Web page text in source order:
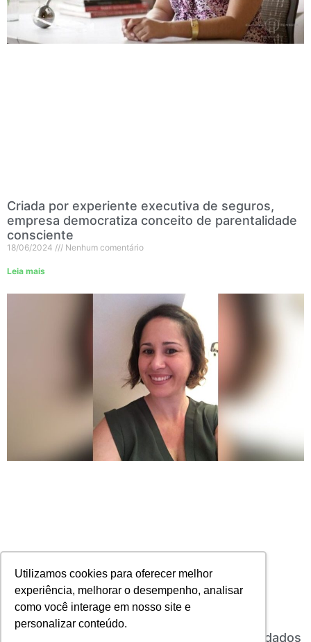
Utilizamos cookies para oferecer melhor
experiência, melhorar o desempenho, analisar
como você interage em nosso site e
personalizar conteúdo.
Criada por experiente executiva de seguros,
empresa democratiza conceito de parentalidade
consciente
18/06/2024 Nenhum comentário
Leia mais
Parentalidade consciente: uma estratégia
inovadora para equilibrar a carreira e os cuidados